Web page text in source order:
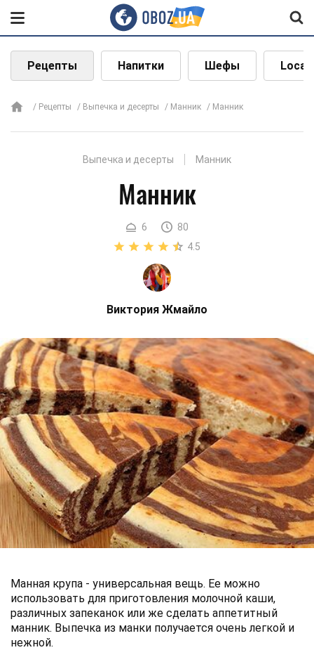
Рецепты Напитки Шефы Local
Рецепты Выпечка и десерты Манник Манник
Выпечка и десерты Манник
Манник
6
80
4.5
Виктория Жмайло
Манная крупа - универсальная вещь. Ее можно
использовать для приготовления молочной каши,
различных запеканок или же сделать аппетитный
манник. Выпечка из манки получается очень легкой и
нежной.